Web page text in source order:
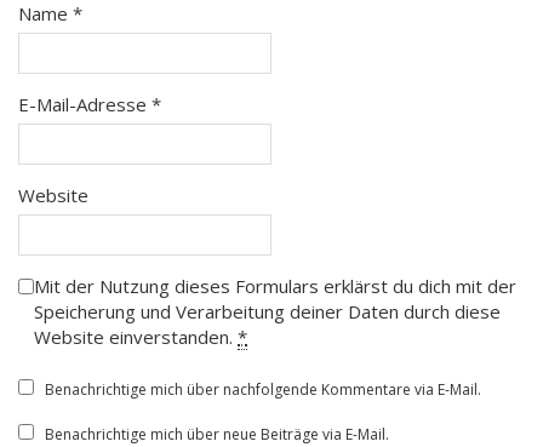
Name *
E-Mail-Adresse *
Website
Mit der Nutzung dieses Formulars erklärst du dich mit der
Speicherung und Verarbeitung deiner Daten durch diese
Website einverstanden. *
Benachrichtige mich über nachfolgende Kommentare via E-Mail.
Benachrichtige mich über neue Beiträge via E-Mail.